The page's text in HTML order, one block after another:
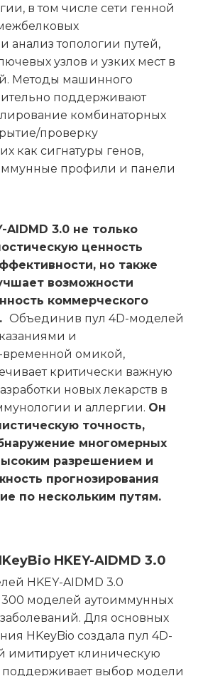
в том числе сети генной
анализ топологии путей,
узлов и узких мест в
Методы машинного
поддерживают
комбинаторных
проверку
как сигнатуры генов,
профили и панели
AIDMD 3.0 не только
ценность
но также
возможности
коммерческого
Объединив пул 4D-моделей
и
временной омикой,
критически важную
новых лекарств в
и аллергии. Он
точность,
многомерных
разрешением и
прогнозирования
по нескольким путям.
HKEY-AIDMD 3.0
HKEY-AIDMD 3.0
300 моделей аутоиммунных
Для основных
HKeyBio создала пул 4D-
имитирует клиническую
поддерживает выбор модели